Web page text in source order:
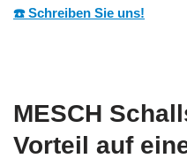
☎️ Schreiben Sie uns!
MESCH
Vorteil auf